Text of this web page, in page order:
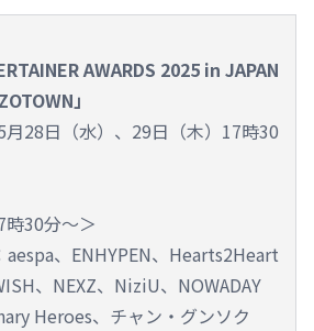
AWARDS 2025 in JAPAN
」
28日（水）、29日（木）17時30
30分～＞
aespa、ENHYPEN、Hearts2Heart
、NEXZ、NiziU、NOWADAY
Heroes、チャン・グンソク